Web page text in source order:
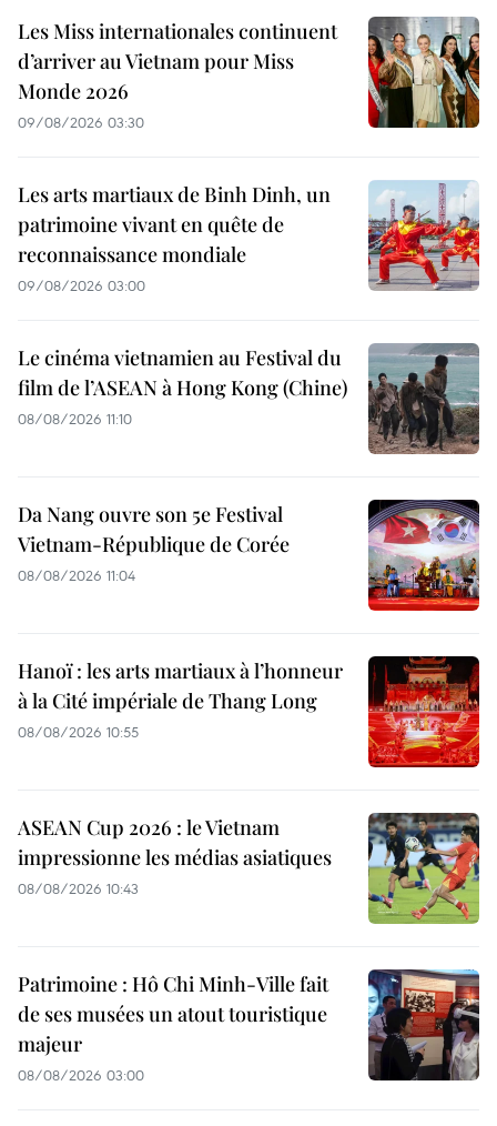
Les Miss internationales continuent
d’arriver au Vietnam pour Miss
Monde 2026
09/08/2026 03:30
Les arts martiaux de Binh Dinh, un
patrimoine vivant en quête de
reconnaissance mondiale
09/08/2026 03:00
Le cinéma vietnamien au Festival du
film de l’ASEAN à Hong Kong (Chine)
08/08/2026 11:10
Da Nang ouvre son 5e Festival
Vietnam-République de Corée
08/08/2026 11:04
Hanoï : les arts martiaux à l’honneur
à la Cité impériale de Thang Long
08/08/2026 10:55
ASEAN Cup 2026 : le Vietnam
impressionne les médias asiatiques
08/08/2026 10:43
Patrimoine : Hô Chi Minh-Ville fait
de ses musées un atout touristique
majeur
08/08/2026 03:00